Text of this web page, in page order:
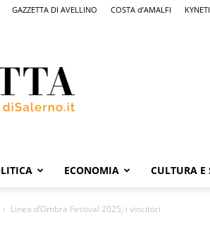
GAZZETTA DI AVELLINO COSTA d’AMALFI
ECONOMIA CULTURA E
Linea d’Ombra Festival 2025, i vincitori